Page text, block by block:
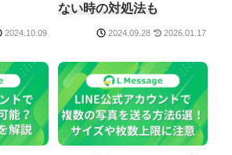
2024.10.09
ない時の対処法も
2024.09.28 2026.01.17